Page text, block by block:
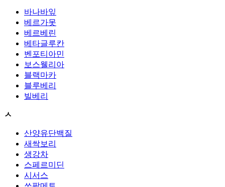
바나바잎
베르가못
베르베린
베타글루칸
벤포티아민
보스웰리아
블랙마카
블루베리
빌베리
ㅅ
산양유단백질
새싹보리
생강차
스페르미딘
시서스